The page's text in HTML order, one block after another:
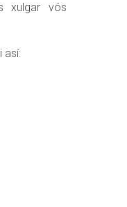
xulgar vós
así: